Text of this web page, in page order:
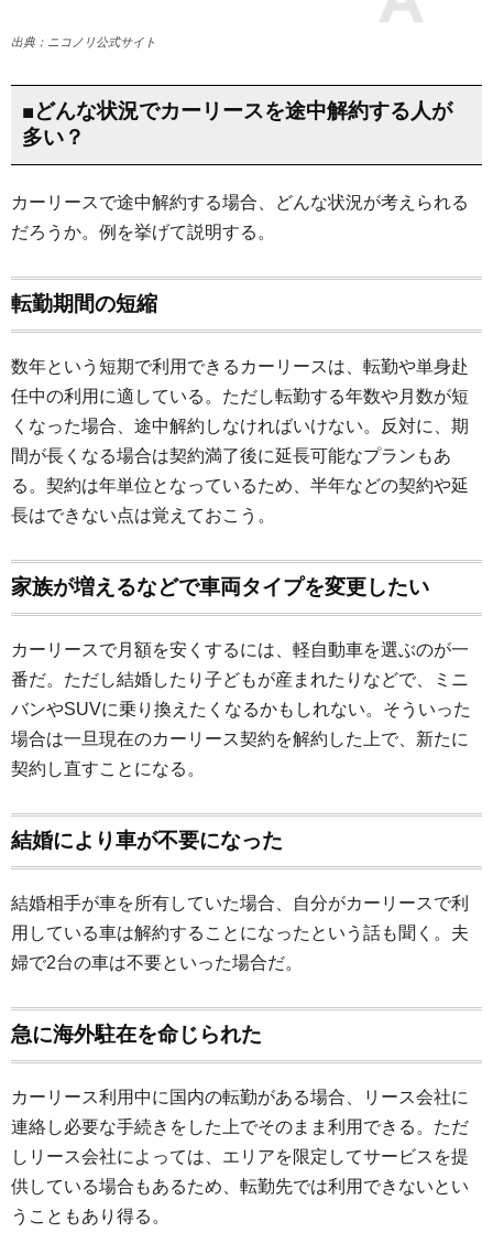
出典：ニコノリ公式サイト
■どんな状況でカーリースを途中解約する人が
多い？
カーリースで途中解約する場合、どんな状況が考えられる
だろうか。例を挙げて説明する。
転勤期間の短縮
数年という短期で利用できるカーリースは、転勤や単身赴
任中の利用に適している。ただし転勤する年数や月数が短
くなった場合、途中解約しなければいけない。反対に、期
間が長くなる場合は契約満了後に延長可能なプランもあ
る。契約は年単位となっているため、半年などの契約や延
長はできない点は覚えておこう。
家族が増えるなどで車両タイプを変更したい
カーリースで月額を安くするには、軽自動車を選ぶのが一
番だ。ただし結婚したり子どもが産まれたりなどで、ミニ
バンやSUVに乗り換えたくなるかもしれない。そういった
場合は一旦現在のカーリース契約を解約した上で、新たに
契約し直すことになる。
結婚により車が不要になった
結婚相手が車を所有していた場合、自分がカーリースで利
用している車は解約することになったという話も聞く。夫
婦で2台の車は不要といった場合だ。
急に海外駐在を命じられた
カーリース利用中に国内の転勤がある場合、リース会社に
連絡し必要な手続きをした上でそのまま利用できる。ただ
しリース会社によっては、エリアを限定してサービスを提
供している場合もあるため、転勤先では利用できないとい
うこともあり得る。